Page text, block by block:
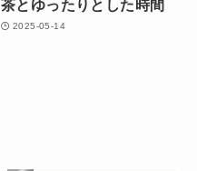
茶とゆったりとした時間
2025-05-14